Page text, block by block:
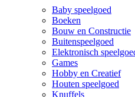
Baby speelgoed
Boeken
Bouw en Constructie
Buitenspeelgoed
Elektronisch
Games
Hobby en Creatief
Houten speelgoed
Knuffels